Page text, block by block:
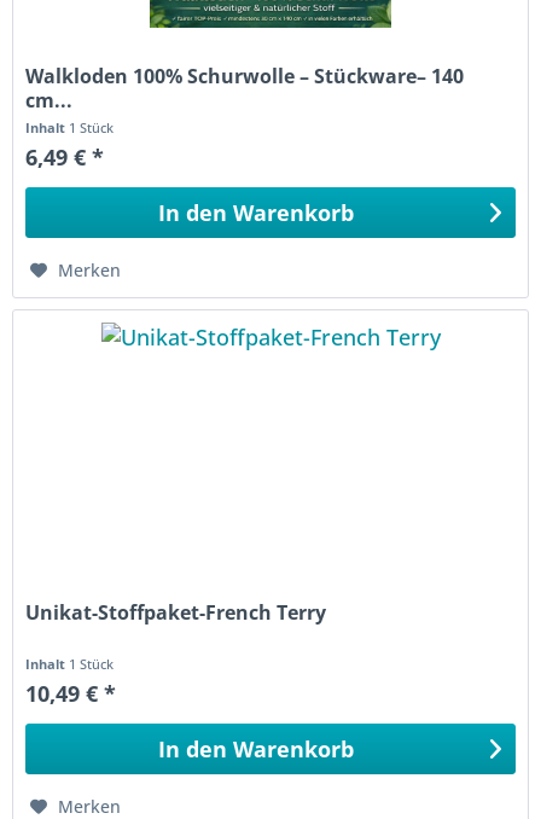
Walkloden 100% Schurwolle – Stückware– 140
cm...
Inhalt 1 Stück
6,49 € *
In den Warenkorb
Merken
Unikat-Stoffpaket-French Terry
Inhalt 1 Stück
10,49 € *
In den Warenkorb
Merken